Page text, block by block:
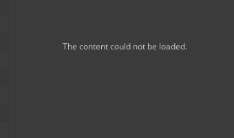
The contentcould not be loaded.